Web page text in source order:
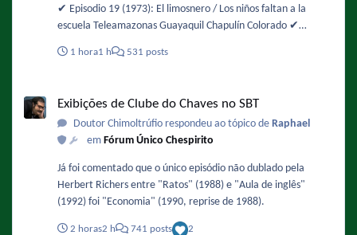
✔️ Episodio 19 (1973): El limosnero / Los niños faltan a la
escuela Teleamazonas Guayaquil Chapulín Colorado ✔️
paralizadora El Chavo ✔️ Episodio 105 (1975): La fuente de los
1 hora1 h 531 posts
Exibições de Clube do Chaves no SBT
Doutor Chimoltrúfio respondeu ao tópico de Raphael
em Fórum Único Chespirito
Já foi comentado que o único episódio não dublado pela
Herbert Richers entre "Ratos" (1988) e "Aula de inglês"
(1992) foi "Economia" (1990, reprise de 1988).
2 horas2 h 741 posts 2